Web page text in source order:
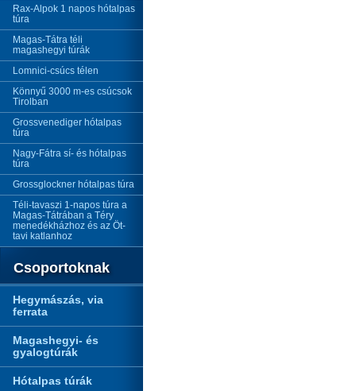
Rax-Alpok 1 napos hótalpas
túra
Magas-Tátra téli
magashegyi túrák
Lomnici-csúcs télen
Könnyű 3000 m-es csúcsok
Tirolban
Grossvenediger hótalpas
túra
Nagy-Fátra sí- és hótalpas
túra
Grossglockner hótalpas túra
Téli-tavaszi 1-napos túra a
Magas-Tátrában a Téry
menedékházhoz és az Öt-
tavi katlanhoz
Csoportoknak
Hegymászás, via
ferrata
Magashegyi- és
gyalogtúrák
Hótalpas túrák